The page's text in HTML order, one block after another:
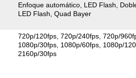
Enfoque automático LED Flash
LED Flash Quad Bayer
720p/120fps 720p/240fps 720p/
1080p/30fps 1080p/60fps 1080p/
2160p/30fps